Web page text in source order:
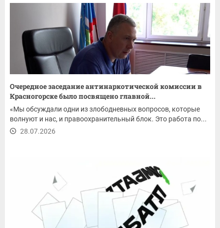
Очередное заседание антинаркотической комиссии в
Красногорске было посвящено главной...
«Мы обсуждали одни из злободневных вопросов, которые
волнуют и нас, и правоохранительный блок. Это работа по...
28.07.2026